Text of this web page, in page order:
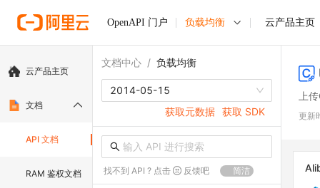
OpenAPI 门户 负载均衡 云产品主页
云产品主页
文档
API 文档
RAM 鉴权文档
文档中心 / 负载均衡
2014-05-15
获取元数据 获取 SDK
找不到 API ? 点击 反馈吧 简洁
上
更新